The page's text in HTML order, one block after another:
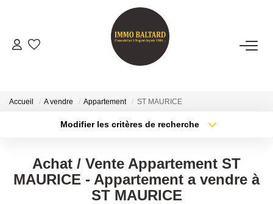
VENTES
LOCATIONS
ESTIMATION
Accueil A vendre Appartement ST MAURICE
Modifier les critères de recherche
Sélectionnez...
Type de bien
Surface min
Achat / Vente Appartement ST
MAURICE - Appartement a vendre à
ST MAURICE